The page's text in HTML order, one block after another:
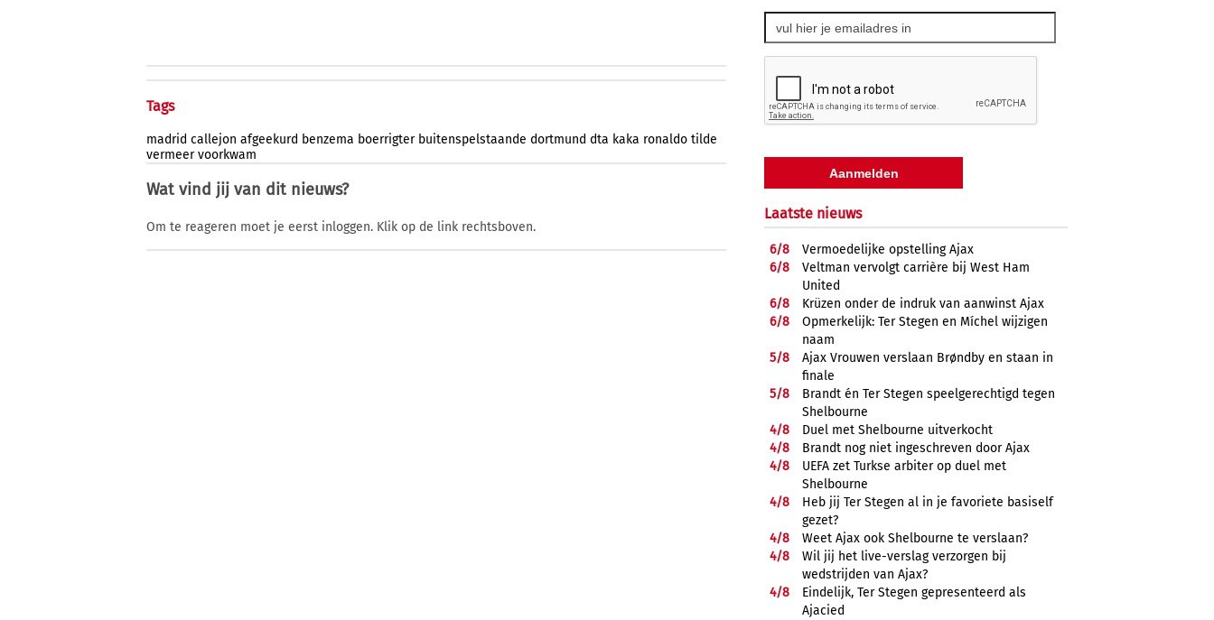
Tags
madrid callejon afgeekurd benzema boerrigter buitenspelstaande dortmund dta kaka ronaldo tilde
vermeer voorkwam
Wat vind jij van dit nieuws?
Om te reageren moet je eerst inloggen. Klik op de link rechtsboven.
Laatste nieuws
6/8
Vermoedelijke opstelling Ajax
6/8
Veltman vervolgt carrière bij West Ham
United
6/8
Krüzen onder de indruk van aanwinst Ajax
6/8
Opmerkelijk: Ter Stegen en Míchel wijzigen
naam
5/8
Ajax Vrouwen verslaan Brøndby en staan in
finale
5/8
Brandt én Ter Stegen speelgerechtigd tegen
Shelbourne
4/8
Duel met Shelbourne uitverkocht
4/8
Brandt nog niet ingeschreven door Ajax
4/8
UEFA zet Turkse arbiter op duel met
Shelbourne
4/8
Heb jij Ter Stegen al in je favoriete basiself
gezet?
4/8
Weet Ajax ook Shelbourne te verslaan?
4/8
Wil jij het live-verslag verzorgen bij
wedstrijden van Ajax?
4/8
Eindelijk, Ter Stegen gepresenteerd als
Ajacied